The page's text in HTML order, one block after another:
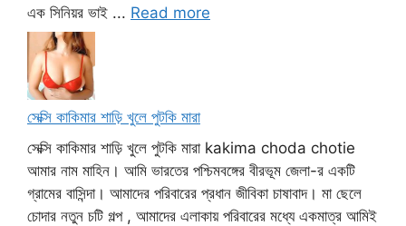
এক সিনিয়র ভাই ... Read more
সেক্সি কাকিমার শাড়ি খুলে পুটকি মারা
সেক্সি কাকিমার শাড়ি খুলে পুটকি মারা kakima choda chotie
আমার নাম মাহিন। আমি ভারতের পশ্চিমবঙ্গের বীরভূম জেলা-র একটি
গ্রামের বাসিন্দা। আমাদের পরিবারের প্রধান জীবিকা চাষাবাদ। মা ছেলে
চোদার নতুন চটি গল্প , আমাদের এলাকায় পরিবারের মধ্যে একমাত্র আমিই